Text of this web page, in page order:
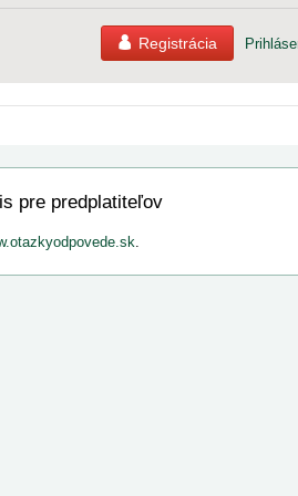
Registrácia
pre predplatiteľov
.